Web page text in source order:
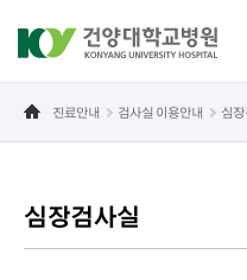
진료안내 검사실 이용안내 심
심장검사실